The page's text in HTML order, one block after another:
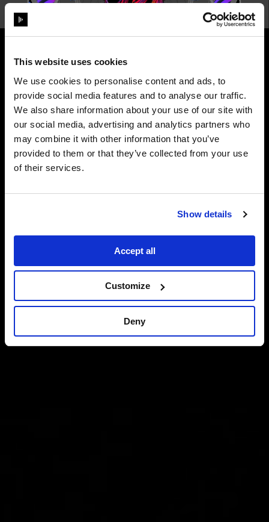
This website uses cookies
We use cookies to personalise content and ads, to
provide social media features and to analyse our traffic.
We also share information about your use of our site with
our social media, advertising and analytics partners who
may combine it with other information that you’ve
provided to them or that they’ve collected from your use
of their services.
Show details
Accept all
Customize
Deny
최신 기술을 선도하다
항상 시대를
앞서가는 기술